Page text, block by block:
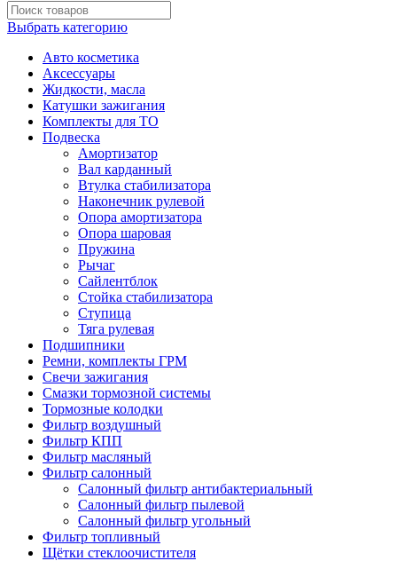
Выбрать категорию
Авто косметика
Аксессуары
Жидкости, масла
Катушки зажигания
Комплекты для ТО
Подвеска
Амортизатор
Вал карданный
Втулка стабилизатора
Наконечник рулевой
Опора амортизатора
Опора шаровая
Пружина
Рычаг
Сайлентблок
Стойка стабилизатора
Ступица
Тяга рулевая
Подшипники
Ремни, комплекты ГРМ
Свечи зажигания
Смазки тормозной системы
Тормозные колодки
Фильтр воздушный
Фильтр КПП
Фильтр масляный
Фильтр салонный
Салонный фильтр антибактериальный
Салонный фильтр пылевой
Салонный фильтр угольный
Фильтр топливный
Щётки стеклоочистителя